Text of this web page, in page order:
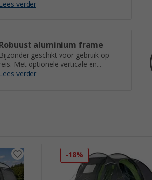
Lees verder
Robuust aluminium frame
Bijzonder geschikt voor gebruik op
reis. Met optionele verticale en...
Lees verder
-18%